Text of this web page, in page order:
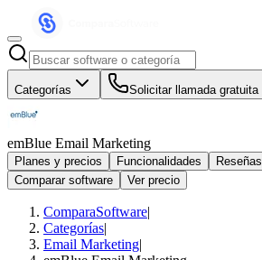
Categorías Solicitar llamada gratuita
emBlue Email Marketing
Planes y precios Funcionalidades
Reseñas
Comparar software
Ver precio
ComparaSoftware|
Categorías|
Email Marketing|